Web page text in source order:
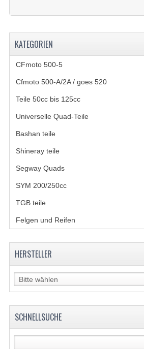
7 ZOLL FELGEN
KATEGORIEN
CFmoto 500-5(5)
Cfmoto 500-A/2A / goes 520(347)
Teile 50cc bis 125cc(49)
Universelle Quad-Teile
Bashan teile
Shineray teile
Segway Quads(6)
SYM 200/250cc(15)
TGB teile
Felgen und Reifen
HERSTELLER
SCHNELLSUCHE